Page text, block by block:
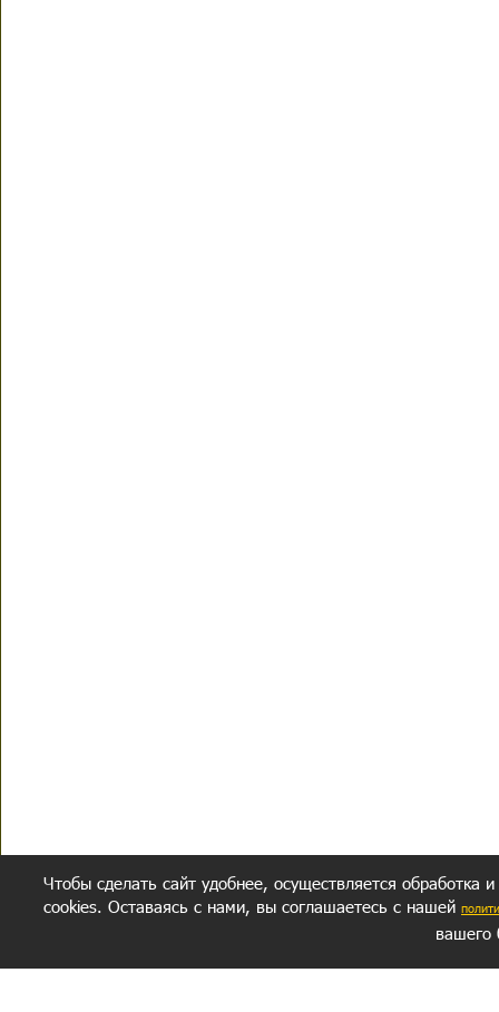
Чтобы сделать сайт удобнее, осуществляется обработка
cookies. Оставаясь с нами, вы соглашаетесь с нашей
вашего